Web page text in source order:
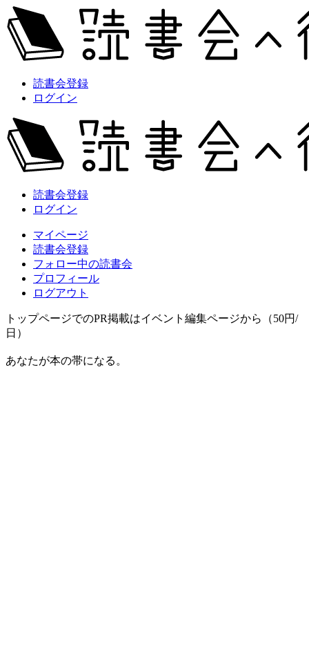
読書会登録
ログイン
読書会登録
ログイン
マイページ
読書会登録
フォロー中の読書会
プロフィール
ログアウト
トップページでのPR掲載はイベント編集ページから（50円/
日）
あなたが本の帯になる。